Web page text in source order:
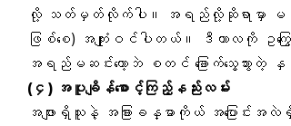
လို့ သတ်မှတ်လိုက်ပါ။ အရည်လို့ဆိုရာမှာ မ
ဖြစ်စေ) အကျုံးဝင်ပါတယ်။ ဒီကာလကို ဥက
အရည်မဆင်းတော့ဘဲ စတင် ခြောက်သွေ့သွားတဲ့
(၄) အပူချိန်စောင့်ကြည့်နည်းလမ်း
အဖျားရှိသူနဲ့ အခြားခန္ဓာကိုယ် အပြော